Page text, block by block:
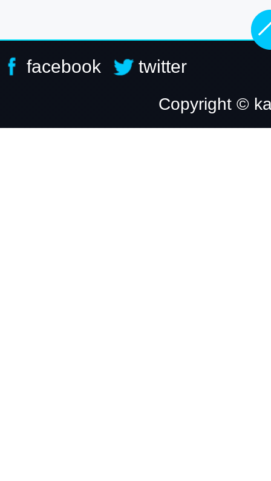
facebook twitter
Copyright ©